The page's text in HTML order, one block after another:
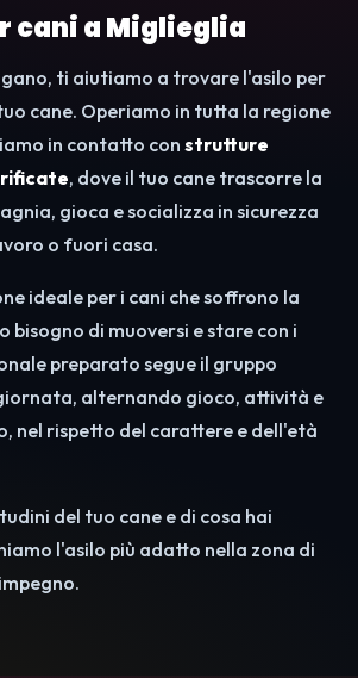
cani a Miglieglia
ti aiutiamo a trovare l'asilo per
cane. Operiamo in tutta la regione
in contatto con strutture
, dove il tuo cane trascorre la
gioca e socializza in sicurezza
o fuori casa.
ideale per i cani che soffrono la
bisogno di muoversi e stare con i
preparato segue il gruppo
alternando gioco, attività e
nel rispetto del carattere e dell'età
del tuo cane e di cosa hai
l'asilo più adatto nella zona di